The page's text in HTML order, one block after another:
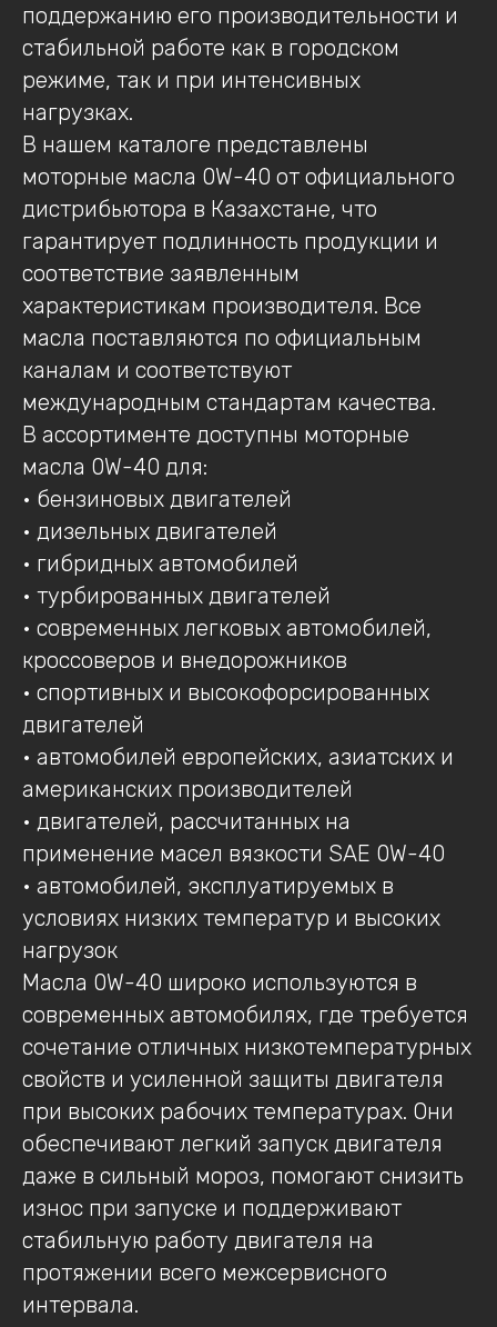
поддержанию его производительности и
стабильной работе как в городском
режиме, так и при интенсивных
нагрузках.
В нашем каталоге представлены
моторные масла 0W-40 от официального
дистрибьютора в Казахстане, что
гарантирует подлинность продукции и
соответствие заявленным
характеристикам производителя. Все
масла поставляются по официальным
каналам и соответствуют
международным стандартам качества.
В ассортименте доступны моторные
масла 0W-40 для:
• бензиновых двигателей
• дизельных двигателей
• гибридных автомобилей
• турбированных двигателей
• современных легковых автомобилей,
кроссоверов и внедорожников
• спортивных и высокофорсированных
двигателей
• автомобилей европейских, азиатских и
американских производителей
• двигателей, рассчитанных на
применение масел вязкости SAE 0W-40
• автомобилей, эксплуатируемых в
условиях низких температур и высоких
нагрузок
Масла 0W-40 широко используются в
современных автомобилях, где требуется
сочетание отличных низкотемпературных
свойств и усиленной защиты двигателя
при высоких рабочих температурах. Они
обеспечивают легкий запуск двигателя
даже в сильный мороз, помогают снизить
износ при запуске и поддерживают
стабильную работу двигателя на
протяжении всего межсервисного
интервала.